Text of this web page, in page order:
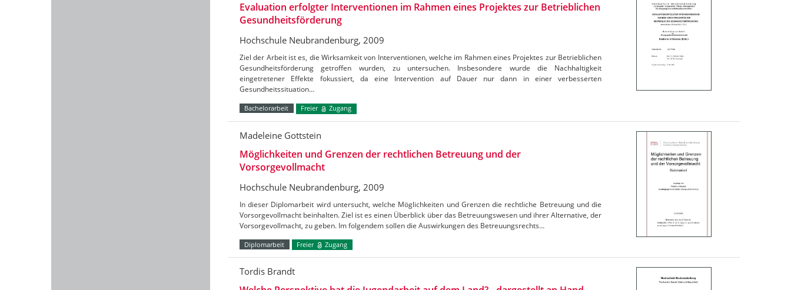
Evaluation erfolgter Interventionen im Rahmen eines Projektes zur Betrieblichen
Gesundheitsförderung
Hochschule Neubrandenburg, 2009
Ziel der Arbeit ist es, die Wirksamkeit von Interventionen, welche im Rahmen eines Projektes zur Betrieblichen
Gesundheitsförderung getroffen wurden, zu untersuchen. Insbesondere wurde die Nachhaltigkeit
eingetretener Effekte fokussiert, da eine Intervention auf Dauer nur dann in einer verbesserten
Gesundheitssituation…
Bachelorarbeit Freier Zugang
Madeleine Gottstein
Möglichkeiten und Grenzen der rechtlichen Betreuung und der
Vorsorgevollmacht
Hochschule Neubrandenburg, 2009
In dieser Diplomarbeit wird untersucht, welche Möglichkeiten und Grenzen die rechtliche Betreuung und die
Vorsorgevollmacht beinhalten. Ziel ist es einen Überblick über das Betreuungswesen und ihrer Alternative, der
Vorsorgevollmacht, zu geben. Im folgendem sollen die Auswirkungen des Betreuungsrechts…
Diplomarbeit Freier Zugang
Tordis Brandt